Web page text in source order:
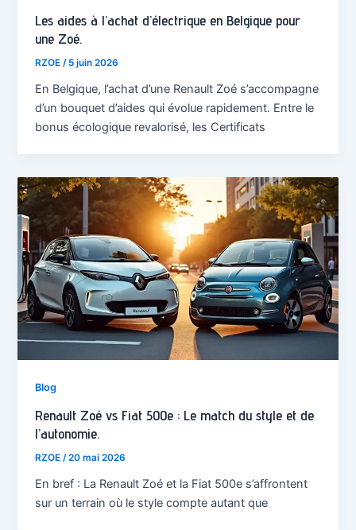
Les aides à l’achat d’électrique en Belgique pour
une Zoé.
RZOE/ 5 juin 2026
En Belgique, l’achat d’une Renault Zoé s’accompagne
d’un bouquet d’aides qui évolue rapidement. Entre le
bonus écologique revalorisé, les Certificats
Blog
Renault Zoé vs Fiat 500e : Le match du style et de
l’autonomie.
RZOE/20 mai 2026
En bref : La Renault Zoé et la Fiat 500e s’affrontent
sur un terrain où le style compte autant que